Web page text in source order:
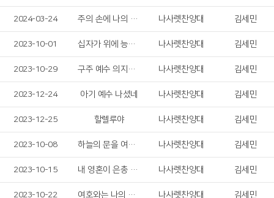
2024-03-24 주의 손에 나의 손을 포개고 나사렛찬양대 김세민
2023-10-01 십자가 위에 능력 있네 나사렛찬양대 김세민
2023-10-29 구주 예수 의지함이 나사렛찬양대 김세민
2023-12-24 아기 예수 나셨네 나사렛찬양대 김세민
2023-12-25 할렐루야 나사렛찬양대 김세민
2023-10-08 하늘의 문을 여소서 나사렛찬양대 김세민
2023-10-15 내 영혼이 은총 입어 나사렛찬양대 김세민
2023-10-22 여호와는 나의 목자시니 나사렛찬양대 김세민